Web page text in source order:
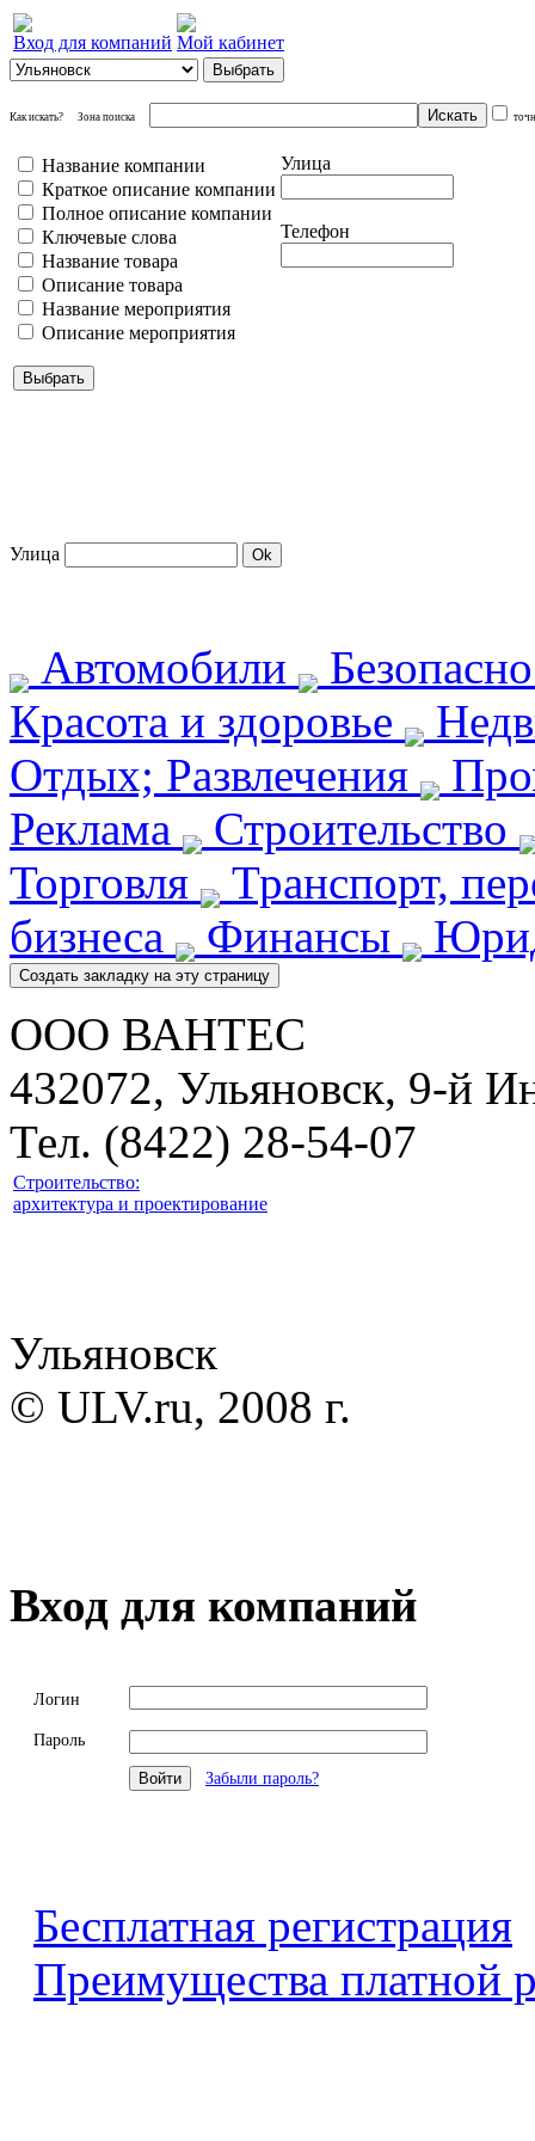
Вход для компаний Мой кабинет
Как искать? Зона поиска
Название компании
Краткое описание компании
Полное описание компании
Ключевые слова
Название товара
Описание товара
Название мероприятия
Описание мероприятия
Улица
Телефон
Улица
Автомобили
Красота и здоровье
Отдых; Развлечения
Реклама
Строительство
Торговля
Транспорт,
бизнеса
Финансы
ООО ВАНТЕС
432072, Ульяновск, 9-й
Тел. (8422) 28-54-07
Строительство:
архитектура и проектирование
Ульяновск
© ULV.ru, 2008 г.
Вход для компаний
Логин
Пароль
Забыли пароль?
Бесплатная регистрация
Преимущества платной